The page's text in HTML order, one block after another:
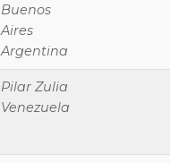
Buenos
Aires
Argentina
Pilar Zulia
Venezuela